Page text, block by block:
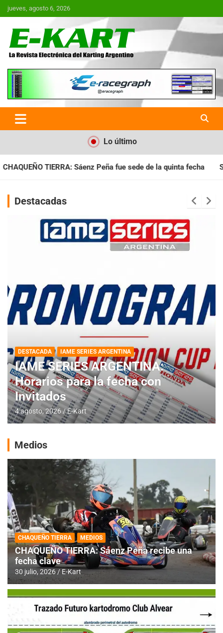
Saltar
al
jueves, agosto 6, 2026
E-Kart.com.ar | La Revista
Electrónica del Karting en
Argentina
Lo último
fue sede de la quinta fecha SANTIAGUEÑO: Se cumplió con
Destacadas
DESTACADA IAME SERIES ARGENTINA
IAME SERIES ARGENTINA:
Horarios para la fecha con
Invitados
4 agosto, 2026 E-Kart
Medios
CHAQUEÑO TIERRA MEDIOS
CHAQUEÑO TIERRA: Sáenz Peña recibe una
fecha clave
30 julio, 2026 E-Kart